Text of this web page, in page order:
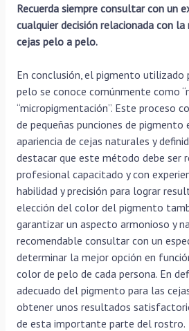
Recuerda siempre consultar con un
cualquier decisión relacionada con
cejas pelo a pelo.
En conclusión, el pigmento utilizado
pelo se conoce comúnmente como
“micropigmentación”. Este proceso
de pequeñas punciones de
apariencia de cejas naturales y
destacar que este método debe ser
profesional capacitado y con
habilidad y precisión para lograr
elección del color del pigmento
garantizar un aspecto armonioso y
recomendable consultar con un
determinar la mejor opción en
color de pelo de cada persona. En
adecuado del pigmento para las
obtener unos resultados
de esta importante parte del rostro.